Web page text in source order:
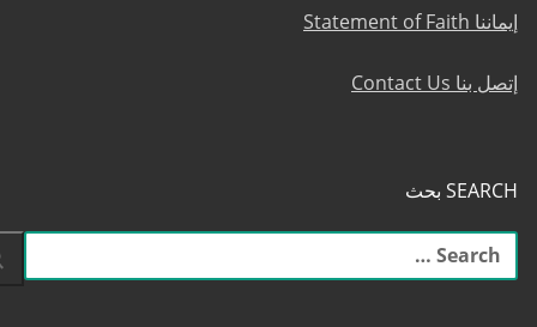
إيماننا Statement of Faith
إتصل بنا Contact Us
SEARCH بحث
البحث
عن: